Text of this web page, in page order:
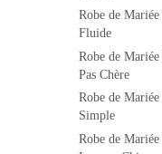
Robe de
Fluide
Robe de
Pas Chère
Robe de
Simple
Robe de